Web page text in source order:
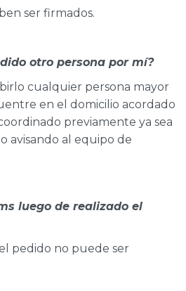
ser firmados.
otro persona por mí?
cualquier persona mayor
en el domicilio acordado
previamente ya sea
avisando al equipo de
luego de realizado el
pedido no puede ser